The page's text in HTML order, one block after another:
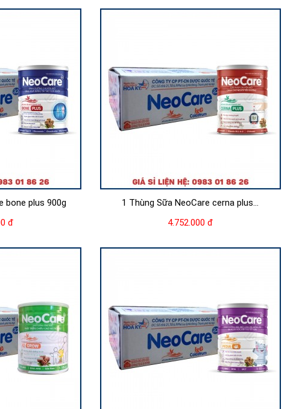
bone plus 900g
đ
1 Thùng Sữa NeoCare cerna plus...
4.752.000 đ